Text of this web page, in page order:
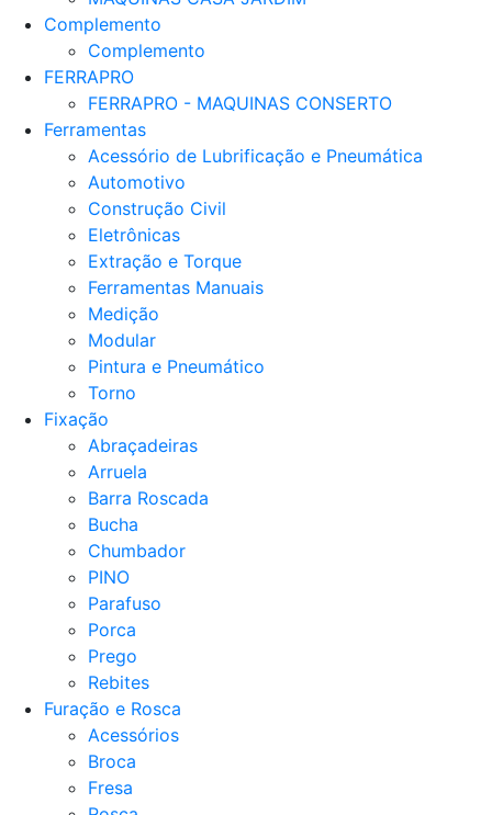
Complemento
Complemento
FERRAPRO
FERRAPRO - MAQUINAS CONSERTO
Ferramentas
Acessório de Lubrificação e Pneumática
Automotivo
Construção Civil
Eletrônicas
Extração e Torque
Ferramentas Manuais
Medição
Modular
Pintura e Pneumático
Torno
Fixação
Abraçadeiras
Arruela
Barra Roscada
Bucha
Chumbador
PINO
Parafuso
Porca
Prego
Rebites
Furação e Rosca
Acessórios
Broca
Fresa